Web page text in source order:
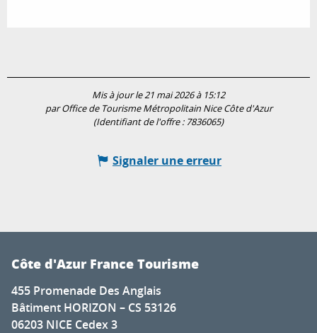
Mis à jour le 21 mai 2026 à 15:12
par Office de Tourisme Métropolitain Nice Côte d'Azur
(Identifiant de l'offre : 7836065)
Signaler une erreur
Côte d'Azur France Tourisme
455 Promenade Des Anglais
Bâtiment HORIZON – CS 53126
06203 NICE Cedex 3